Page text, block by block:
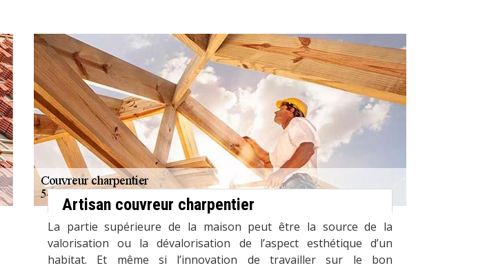
Artisan couvreur charpentier
La partie supérieure de la maison peut être la source de la
valorisation ou la dévalorisation de l’aspect esthétique d’un
habitat. Et même si l’innovation de travailler sur le bon